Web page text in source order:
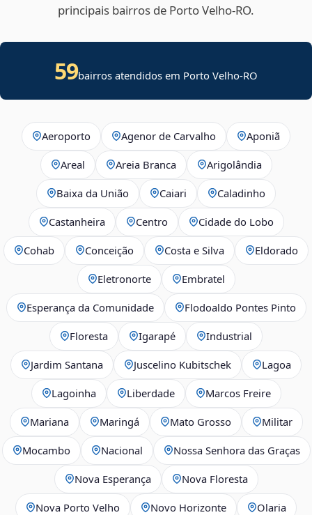
principais bairros de Porto Velho‑RO.
59bairros atendidos em Porto Velho-RO
Aeroporto Agenor de Carvalho Aponiã
Areal Areia Branca Arigolândia
Baixa da União Caiari Caladinho
Castanheira Centro Cidade do Lobo
Cohab Conceição Costa e Silva Eldorado
Eletronorte Embratel
Esperança da Comunidade Flodoaldo Pontes Pinto
Floresta Igarapé Industrial
Jardim Santana Juscelino Kubitschek Lagoa
Lagoinha Liberdade Marcos Freire
Mariana Maringá Mato Grosso Militar
Mocambo Nacional Nossa Senhora das Graças
Nova Esperança Nova Floresta
Nova Porto Velho Novo Horizonte Olaria